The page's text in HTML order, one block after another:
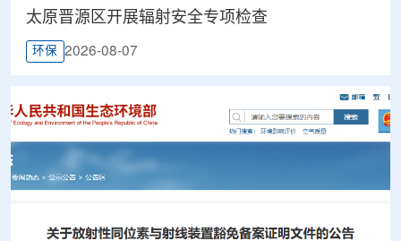
太原晋源区开展辐射安全专项检查
环保 2026-08-07